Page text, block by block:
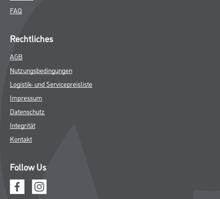
FAQ
Rechtliches
AGB
Nutzungsbedingungen
Logistik- und Servicepreisliste
Impressum
Datenschutz
Integrität
Kontakt
Follow Us